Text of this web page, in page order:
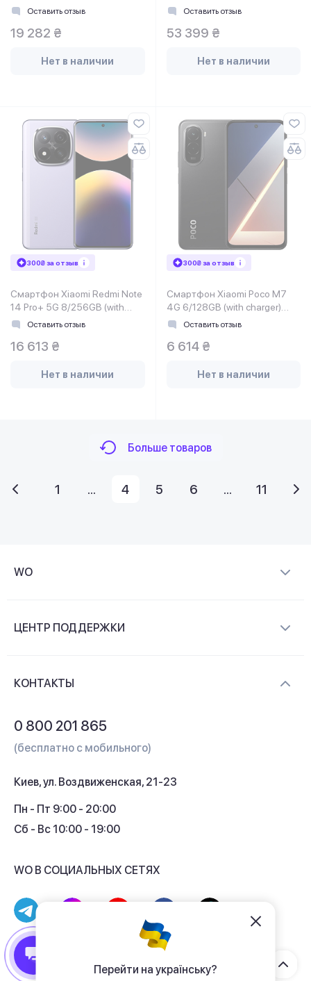
Перейти на українську?
charger)Midnight Black EU
Оставить отзыв
19 282 ₴
Нет в наличии
S936BLGDEUC)
Оставить отзыв
53 399 ₴
Нет в наличии
300₴ за отзыв
Смартфон Xiaomi Redmi Note
14 Pro+ 5G 8/256GB (with
charger) Purple EU
Оставить отзыв
16 613 ₴
Нет в наличии
300₴ за отзыв
Смартфон Xiaomi Poco M7
4G 6/128GB (with charger)
Black EUОставить отзыв
6 614 ₴
Нет в наличии
Больше товаров
1 ... 4 5 6 ... 11
WO
Контакты
ЦЕНТР ПОДДЕРЖКИ
Кэшбек
КОНТАКТЫ
0 800 201 865
(бесплатно с мобильного)
Киев, ул. Воздвиженская, 21-23
Пн - Пт 9:00 - 20:00
Сб - Вс 10:00 - 19:00
WO В СОЦИАЛЬНЫХ СЕТЯХ
Договор публичной оферты
Политика конфиденциальности